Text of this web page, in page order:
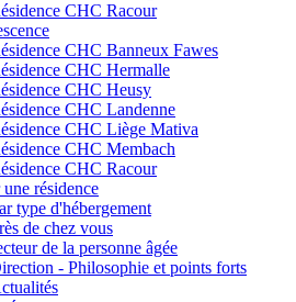
CHC Racour
CHC Banneux Fawes
CHC Hermalle
CHC Heusy
CHC Landenne
CHC Liège Mativa
CHC Membach
CHC Racour
résidence
type d'hébergement
de chez vous
de la personne âgée
- Philosophie et points forts